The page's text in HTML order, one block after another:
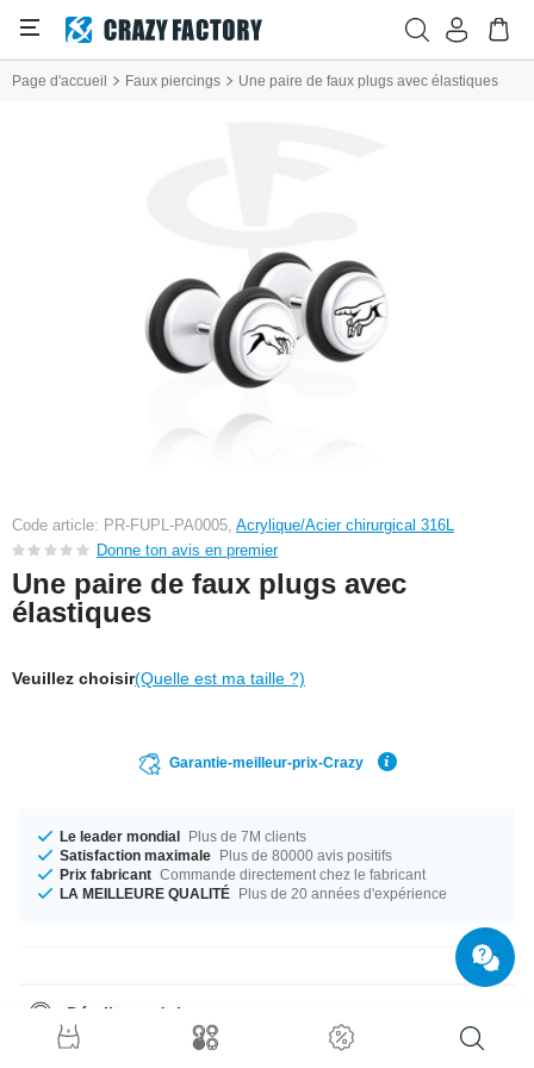
Page d'accueil Faux piercings Une paire de faux plugs avec élastiques
Code article: PR-FUPL-PA0005, Acrylique/Acier chirurgical 316L
Donne ton avis en premier
Une paire de faux plugs avec
élastiques
Veuillez choisir(Quelle est ma taille ?)
Garantie-meilleur-prix-Crazy
Le leader mondial Plus de 7M clients
Satisfaction maximale Plus de 80000 avis positifs
Prix fabricant Commande directement chez le fabricant
LA MEILLEURE QUALITÉ Plus de 20 années d'expérience
Détails produit
Disponible en calibre 1.2 mm. Disponible dans les diamètres 8 mm et 10